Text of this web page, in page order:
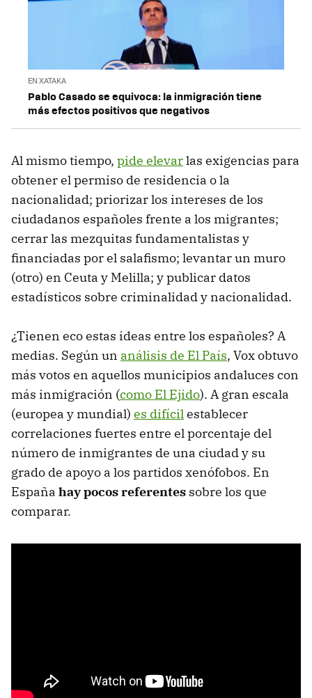
EN XATAKA
Pablo Casado se equivoca: la inmigración tiene
más efectos positivos que negativos
Al mismo tiempo, pide elevarlas exigencias para
obtener el permiso de residencia o la
nacionalidad; priorizar los intereses de los
ciudadanos españoles frente a los migrantes;
cerrar las mezquitas fundamentalistas y
financiadas por el salafismo; levantar un muro
(otro) en Ceuta y Melilla; y publicar datos
estadísticos sobre criminalidad y nacionalidad.
¿Tienen eco estas ideas entre los españoles? A
medias. Según un análisis de El País, Vox obtuvo
más votos en aquellos municipios andaluces con
más inmigración (como El Ejido). A gran escala
(europea y mundial) es difícilestablecer
correlaciones fuertes entre el porcentaje del
número de inmigrantes de una ciudad y su
grado de apoyo a los partidos xenófobos. En
España hay pocos referentes sobre los que
comparar.